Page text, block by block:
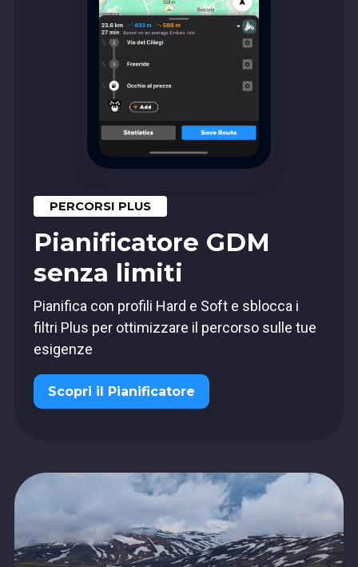
PERCORSI PLUS
Pianificatore GDM
senza limiti
Pianifica con profili Hard e Soft e sblocca i
filtri Plus per ottimizzare il percorso sulle tue
esigenze
Scopri il Pianificatore